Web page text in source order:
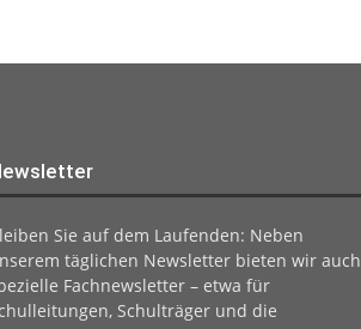
Sie auf dem Laufenden: Neben
täglichen Newsletter bieten wir auch
Fachnewsletter – etwa für
Schulträger und die